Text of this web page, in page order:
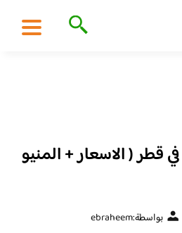
قطر ( الاسعار + المنيو
بواسطة:ebraheem